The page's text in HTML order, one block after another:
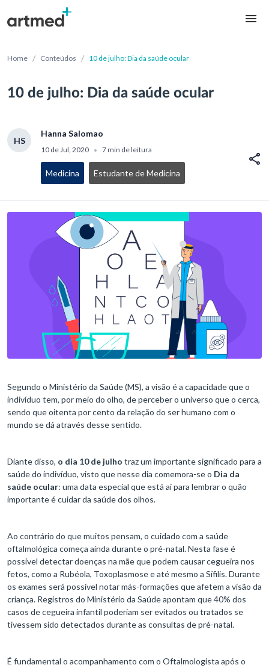
Home / Conteúdos / 10 de julho: Dia da saúde ocular
10 de julho: Dia da saúde ocular
HS
Hanna Salomao
10 de Jul, 2020 • 7 min de leitura
Medicina Estudante de Medicina
Segundo o Ministério da Saúde (MS), a visão é a capacidade que o
indivíduo tem, por meio do olho, de perceber o universo que o cerca,
sendo que oitenta por cento da relação do ser humano com o
mundo se dá através desse sentido.
Diante disso, o dia 10 de julho traz um importante significado para a
saúde do indivíduo, visto que nesse dia comemora-se o Dia da
saúde ocular: uma data especial que está aí para lembrar o quão
importante é cuidar da saúde dos olhos.
Ao contrário do que muitos pensam, o cuidado com a saúde
oftalmológica começa ainda durante o pré-natal. Nesta fase é
possível detectar doenças na mãe que podem causar cegueira nos
fetos, como a Rubéola, Toxoplasmose e até mesmo a Sífilis. Durante
os exames será possível notar más-formações que afetem a visão da
criança. Registros do Ministério da Saúde apontam que 40% dos
casos de cegueira infantil poderiam ser evitados ou tratados se
tivessem sido detectados durante as consultas de pré-natal.
É fundamental o acompanhamento com o Oftalmologista após o